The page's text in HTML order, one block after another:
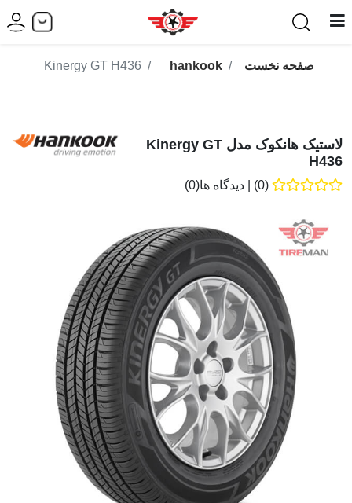
صفحه نخست hankook
Kinergy GT H436
لاستیک هانکوک مدل Kinergy GT
H436
(0) دیدگاه ها(0)